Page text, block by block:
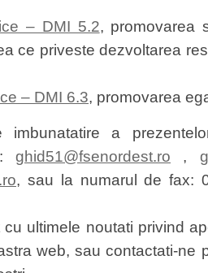
– DMI 5.2, promovarea
ce priveste dezvoltarea
– DMI 6.3, promovarea
imbunatatire a
ghid51@fsenordest.ro ,
, sau la numarul de fax:
ultimele noutati privind
web, sau contactati-ne